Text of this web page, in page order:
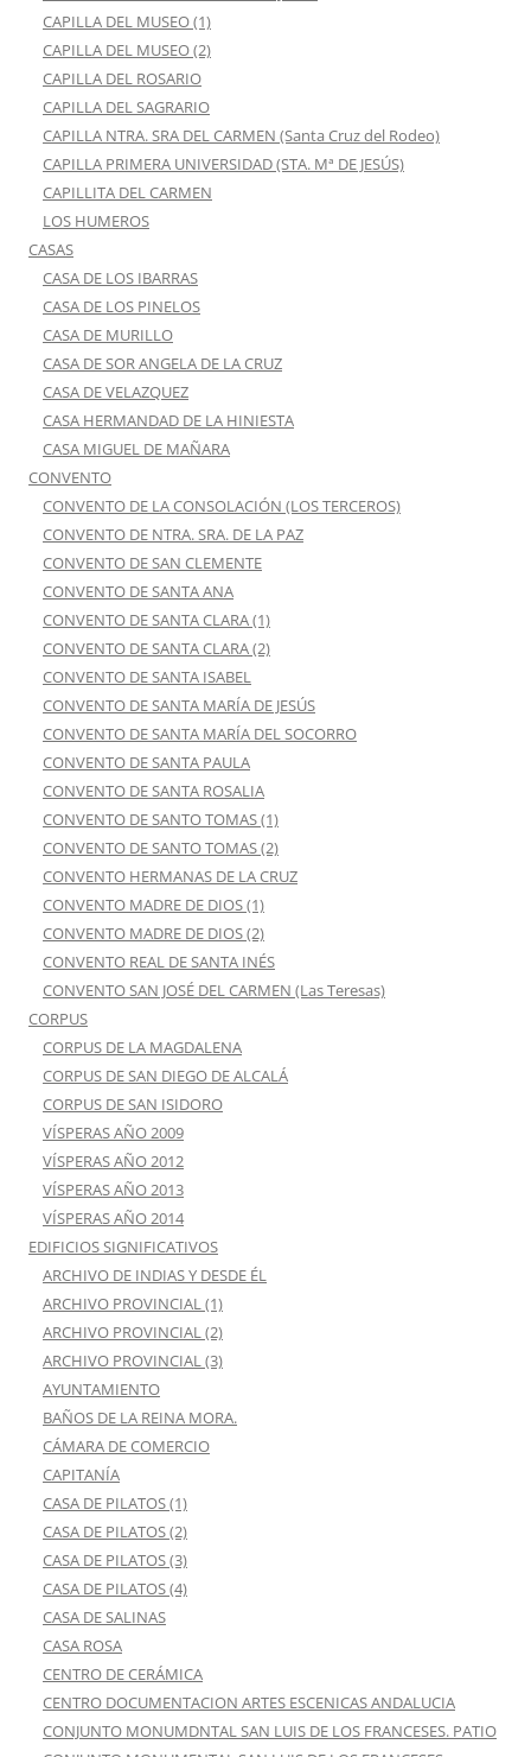
CAPILLA DEL MUSEO (1)
CAPILLA DEL MUSEO (2)
CAPILLA DEL ROSARIO
CAPILLA DEL SAGRARIO
CAPILLA NTRA. SRA DEL CARMEN (Santa Cruz del Rodeo)
CAPILLA PRIMERA UNIVERSIDAD (STA. Mª DE JESÚS)
CAPILLITA DEL CARMEN
LOS HUMEROS
CASAS
CASA DE LOS IBARRAS
CASA DE LOS PINELOS
CASA DE MURILLO
CASA DE SOR ANGELA DE LA CRUZ
CASA DE VELAZQUEZ
CASA HERMANDAD DE LA HINIESTA
CASA MIGUEL DE MAÑARA
CONVENTO
CONVENTO DE LA CONSOLACIÓN (LOS TERCEROS)
CONVENTO DE NTRA. SRA. DE LA PAZ
CONVENTO DE SAN CLEMENTE
CONVENTO DE SANTA ANA
CONVENTO DE SANTA CLARA (1)
CONVENTO DE SANTA CLARA (2)
CONVENTO DE SANTA ISABEL
CONVENTO DE SANTA MARÍA DE JESÚS
CONVENTO DE SANTA MARÍA DEL SOCORRO
CONVENTO DE SANTA PAULA
CONVENTO DE SANTA ROSALIA
CONVENTO DE SANTO TOMAS (1)
CONVENTO DE SANTO TOMAS (2)
CONVENTO HERMANAS DE LA CRUZ
CONVENTO MADRE DE DIOS (1)
CONVENTO MADRE DE DIOS (2)
CONVENTO REAL DE SANTA INÉS
CONVENTO SAN JOSÉ DEL CARMEN (Las Teresas)
CORPUS
CORPUS DE LA MAGDALENA
CORPUS DE SAN DIEGO DE ALCALÁ
CORPUS DE SAN ISIDORO
VÍSPERAS AÑO 2009
VÍSPERAS AÑO 2012
VÍSPERAS AÑO 2013
VÍSPERAS AÑO 2014
EDIFICIOS SIGNIFICATIVOS
ARCHIVO DE INDIAS Y DESDE ÉL
ARCHIVO PROVINCIAL (1)
ARCHIVO PROVINCIAL (2)
ARCHIVO PROVINCIAL (3)
AYUNTAMIENTO
BAÑOS DE LA REINA MORA.
CÁMARA DE COMERCIO
CAPITANÍA
CASA DE PILATOS (1)
CASA DE PILATOS (2)
CASA DE PILATOS (3)
CASA DE PILATOS (4)
CASA DE SALINAS
CASA ROSA
CENTRO DE CERÁMICA
CENTRO DOCUMENTACION ARTES ESCENICAS ANDALUCIA
CONJUNTO MONUMDNTAL SAN LUIS DE LOS FRANCESES. PATIO